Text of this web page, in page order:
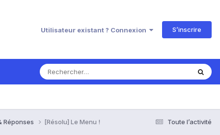
Utilisateur existant ? Connexion S’inscrire
Toute l’activité
Réponses [Résolu] Le Menu !